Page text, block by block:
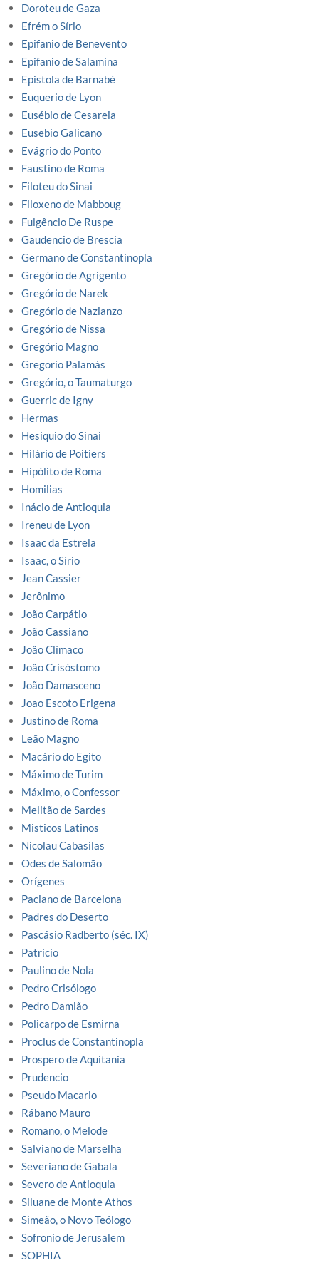
Doroteu de Gaza
Efrém o Sírio
Epifanio de Benevento
Epifanio de Salamina
Epistola de Barnabé
Euquerio de Lyon
Eusébio de Cesareia
Eusebio Galicano
Evágrio do Ponto
Faustino de Roma
Filoteu do Sinai
Filoxeno de Mabboug
Fulgêncio De Ruspe
Gaudencio de Brescia
Germano de Constantinopla
Gregório de Agrigento
Gregório de Narek
Gregório de Nazianzo
Gregório de Nissa
Gregório Magno
Gregorio Palamàs
Gregório, o Taumaturgo
Guerric de Igny
Hermas
Hesiquio do Sinai
Hilário de Poitiers
Hipólito de Roma
Homilias
Inácio de Antioquia
Ireneu de Lyon
Isaac da Estrela
Isaac, o Sírio
Jean Cassier
Jerônimo
João Carpátio
João Cassiano
João Clímaco
João Crisóstomo
João Damasceno
Joao Escoto Erigena
Justino de Roma
Leão Magno
Macário do Egito
Máximo de Turim
Máximo, o Confessor
Melitão de Sardes
Misticos Latinos
Nicolau Cabasilas
Odes de Salomão
Orígenes
Paciano de Barcelona
Padres do Deserto
Pascásio Radberto (séc. IX)
Patrício
Paulino de Nola
Pedro Crisólogo
Pedro Damião
Policarpo de Esmirna
Proclus de Constantinopla
Prospero de Aquitania
Prudencio
Pseudo Macario
Rábano Mauro
Romano, o Melode
Salviano de Marselha
Severiano de Gabala
Severo de Antioquia
Siluane de Monte Athos
Simeão, o Novo Teólogo
Sofronio de Jerusalem
SOPHIA